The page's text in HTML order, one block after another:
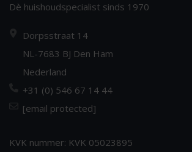
Dè huishoudspecialist sinds 1970
Dorpsstraat 14
NL-7683 BJ Den Ham
Nederland
+31 (0) 546 67 14 44
[email protected]
KVK nummer: KVK 05023895